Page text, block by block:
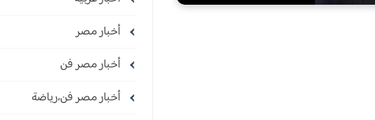
أخبار مصر
أخبار مصر فن
أخبار مصر فن،رياضة